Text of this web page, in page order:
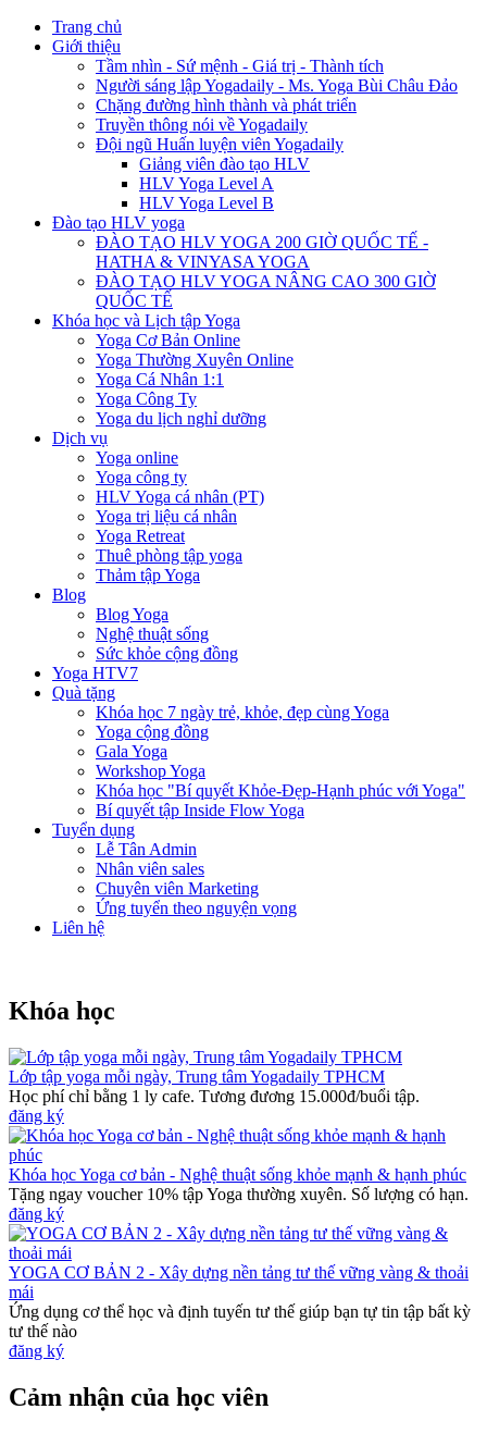
Trang chủ
Giới thiệu
Tầm nhìn - Sứ mệnh - Giá trị - Thành tích
Người sáng lập Yogadaily - Ms. Yoga Bùi Châu Đảo
Chặng đường hình thành và phát triển
Truyền thông nói về Yogadaily
Đội ngũ Huấn luyện viên Yogadaily
Giảng viên đào tạo HLV
HLV Yoga Level A
HLV Yoga Level B
Đào tạo HLV yoga
ĐÀO TẠO HLV YOGA 200 GIỜ QUỐC TẾ -
HATHA & VINYASA YOGA
ĐÀO TẠO HLV YOGA NÂNG CAO 300 GIỜ
QUỐC TẾ
Khóa học và Lịch tập Yoga
Yoga Cơ Bản Online
Yoga Thường Xuyên Online
Yoga Cá Nhân 1:1
Yoga Công Ty
Yoga du lịch nghỉ dưỡng
Dịch vụ
Yoga online
Yoga công ty
HLV Yoga cá nhân (PT)
Yoga trị liệu cá nhân
Yoga Retreat
Thuê phòng tập yoga
Thảm tập Yoga
Blog
Blog Yoga
Nghệ thuật sống
Sức khỏe cộng đồng
Yoga HTV7
Quà tặng
Khóa học 7 ngày trẻ, khỏe, đẹp cùng Yoga
Yoga cộng đồng
Gala Yoga
Workshop Yoga
Khóa học "Bí quyết Khỏe-Đẹp-Hạnh phúc với Yoga"
Bí quyết tập Inside Flow Yoga
Tuyển dụng
Lễ Tân Admin
Nhân viên sales
Chuyên viên Marketing
Ứng tuyển theo nguyện vọng
Liên hệ
Khóa học
Lớp tập yoga mỗi ngày, Trung tâm Yogadaily TPHCM
Học phí chỉ bằng 1 ly cafe. Tương đương 15.000đ/buổi tập.
đăng ký
Khóa học Yoga cơ bản - Nghệ thuật sống khỏe mạnh & hạnh phúc
Tặng ngay voucher 10% tập Yoga thường xuyên. Số lượng có hạn.
đăng ký
YOGA CƠ BẢN 2 - Xây dựng nền tảng tư thế vững vàng & thoải
mái
Ứng dụng cơ thể học và định tuyến tư thế giúp bạn tự tin tập bất kỳ
tư thế nào
đăng ký
Cảm nhận của học viên